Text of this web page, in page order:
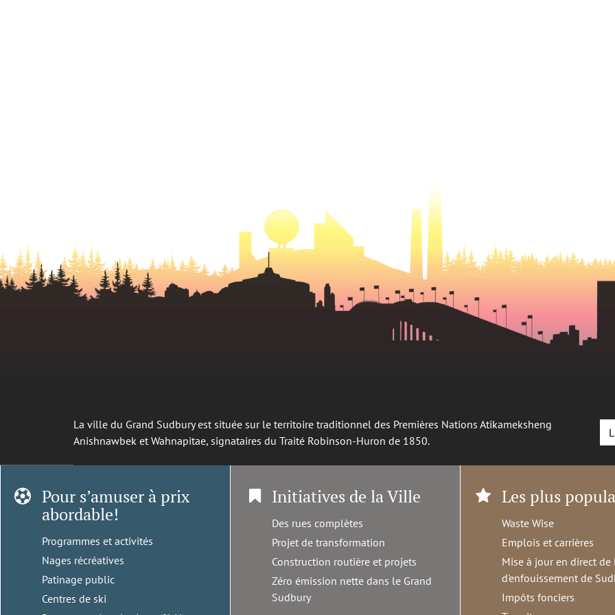
La ville du Grand Sudbury est située sur le territoire traditionnel des Premières Nations Atikameksheng
Anishnawbek et Wahnapitae, signataires du Traité Robinson-Huron de 1850.
Pour s’amuser à prix
abordable!
Programmes et activités
Nages récréatives
Patinage public
Centres de ski
Initiatives de la Ville
Des rues complètes
Projet de transformation
Construction routière et projets
Zéro émission nette dans le Grand
Sudbury
Les plus
Waste Wise
Emplois et carrières
Mise à jour en direct de
d'enfouissement de
Impôts fonciers